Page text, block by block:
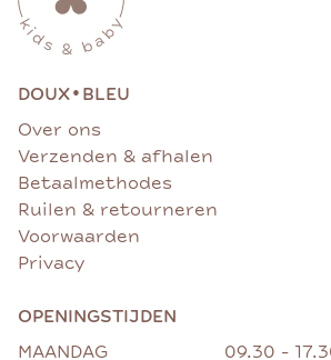
DOUX• BLEU
Over ons
Verzenden & afhalen
Betaalmethodes
Ruilen & retourneren
Voorwaarden
Privacy
OPENINGSTIJDEN
MAANDAG
09.30 -